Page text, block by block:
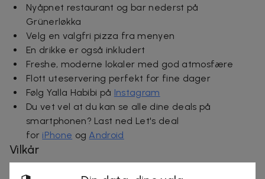
Nyåpnet restaurant og bar nederst på
Grünerløkka
Velg en valgfri pizza fra menyen
En drikke er også inkludert
Freshe, moderne lokaler med god atmosfære
Flott uteservering perfekt for fine dager
Følg Yalla Habibi på Instagram
Du vet vel at du kan se alle dine deals på
smartphonen? Last ned Let's deal
for iPhone og Android
Vilkår
Dealen er gyldig i 30 dager fra kjøp